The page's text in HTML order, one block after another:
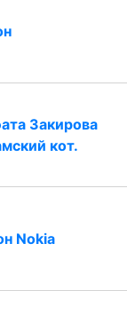
Закирова
кот.
Nokia